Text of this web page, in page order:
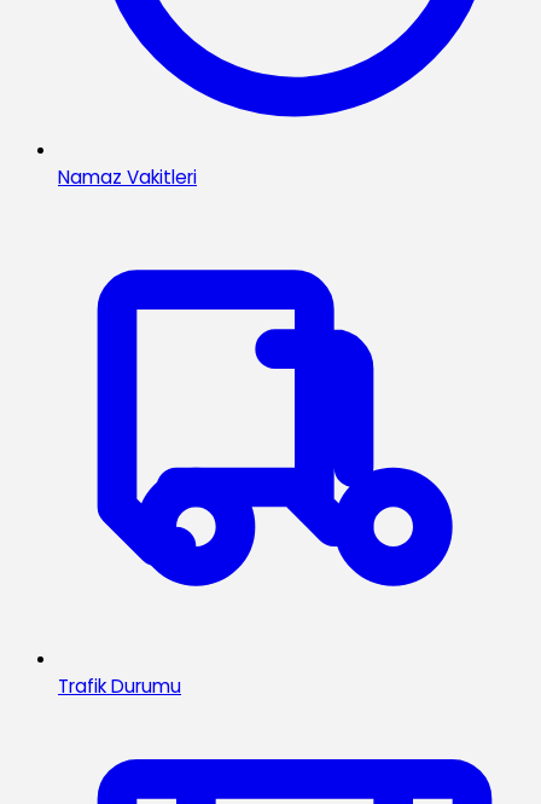
Namaz Vakitleri
Trafik Durumu